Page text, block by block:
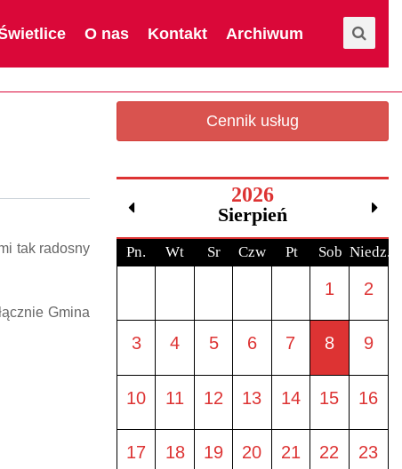
O nas Kontakt Archiwum
tak radosny
Gmina
Cennik usług
2026
Sierpień
Pn. Wt Sr Czw Pt Sob Niedz.
1 2
3 4 5 6 7 8 9
10 11 12 13 14 15 16
17 18 19 20 21 22 23